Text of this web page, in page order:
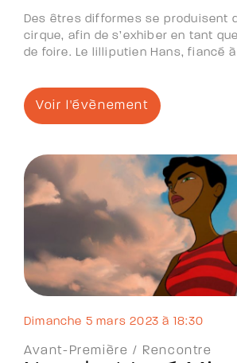
Des êtres difformes se produisent
cirque, afin de s’exhiber en tant
de foire. Le lilliputien Hans, fiancé à
Voir l'évènement
dimanche 5 mars 2023 à 18:30
Avant-Première / Rencontre